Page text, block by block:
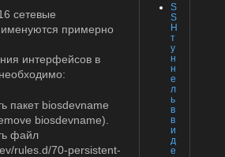
S
S
H
т
у
н
н
е
л
ь
в
в
и
д
е
сетевые
примерно
интерфейсов в
пакет biosdevname
biosdevname).
файл
rules.d/70-persistent-